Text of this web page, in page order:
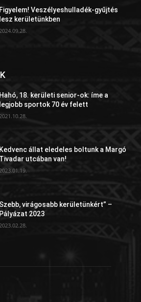
Figyelem! Veszélyeshulladék-gyűjtés
lesz kerületünkben
Hahó, 18. kerületi senior-ok: íme a
legjobb sportok 70 év felett
2021.10.28.
Kedvenc állat eledeles boltunk a Margó
Tivadar utcában van!
Szebb, virágosabb kerületünkért” –
Pályázat 2023